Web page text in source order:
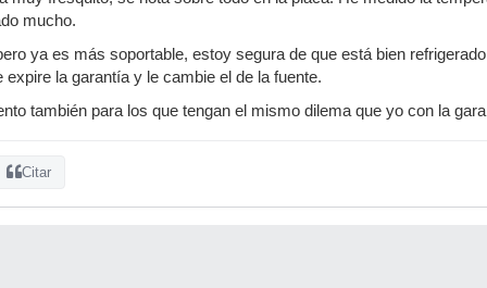
mucho.
ya es más soportable, estoy segura de que está bien
la garantía y le cambie el de la fuente.
también para los que tengan el mismo dilema que yo con la
Citar